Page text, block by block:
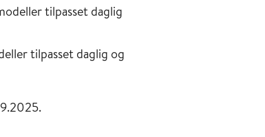
tilpasset daglig
tilpasset daglig og